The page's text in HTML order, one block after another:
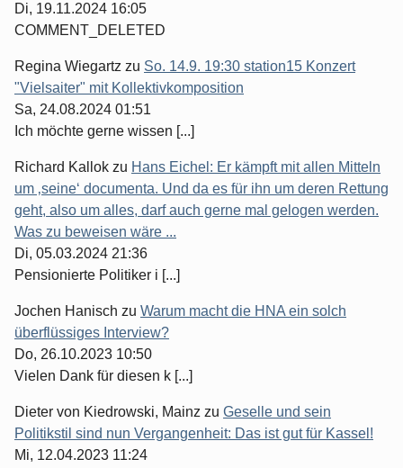
Di, 19.11.2024 16:05
COMMENT_DELETED
Regina Wiegartz zu So. 14.9. 19:30 station15 Konzert
"Vielsaiter" mit Kollektivkomposition
Sa, 24.08.2024 01:51
Ich möchte gerne wissen [...]
Richard Kallok zu Hans Eichel: Er kämpft mit allen Mitteln
um ‚seine‘ documenta. Und da es für ihn um deren Rettung
geht, also um alles, darf auch gerne mal gelogen werden.
Was zu beweisen wäre ...
Di, 05.03.2024 21:36
Pensionierte Politiker i [...]
Jochen Hanisch zu Warum macht die HNA ein solch
überflüssiges Interview?
Do, 26.10.2023 10:50
Vielen Dank für diesen k [...]
Dieter von Kiedrowski, Mainz zu Geselle und sein
Politikstil sind nun Vergangenheit: Das ist gut für Kassel!
Mi, 12.04.2023 11:24